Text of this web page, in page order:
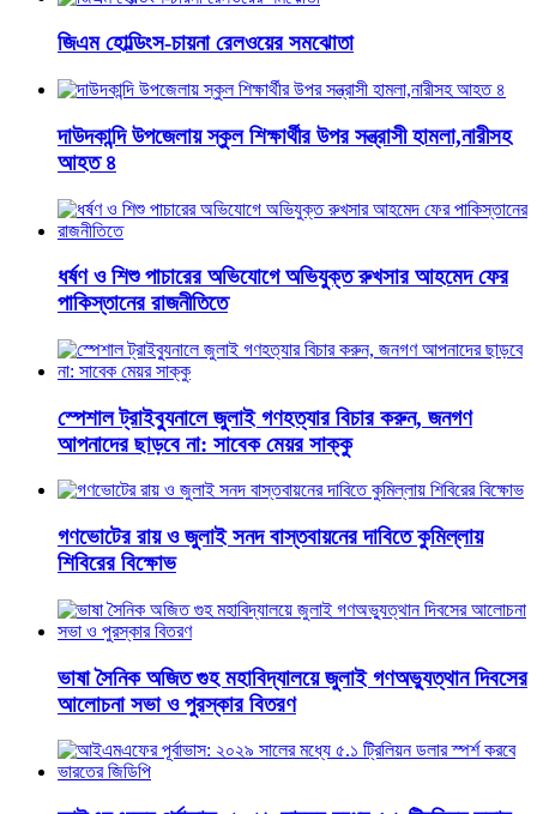
জিএম হোল্ডিংস-চায়না রেলওয়ের সমঝোতা
দাউদকান্দি উপজেলায় স্কুল শিক্ষার্থীর উপর সন্ত্রাসী হামলা,নারীসহ
আহত ৪
ধর্ষণ ও শিশু পাচারের অভিযোগে অভিযুক্ত রুখসার আহমেদ ফের
পাকিস্তানের রাজনীতিতে
স্পেশাল ট্রাইব্যুনালে জুলাই গণহত্যার বিচার করুন, জনগণ
আপনাদের ছাড়বে না: সাবেক মেয়র সাক্কু
গণভোটের রায় ও জুলাই সনদ বাস্তবায়নের দাবিতে কুমিল্লায়
শিবিরের বিক্ষোভ
ভাষা সৈনিক অজিত গুহ মহাবিদ্যালয়ে জুলাই গণঅভ্যুত্থান দিবসের
আলোচনা সভা ও পুরস্কার বিতরণ